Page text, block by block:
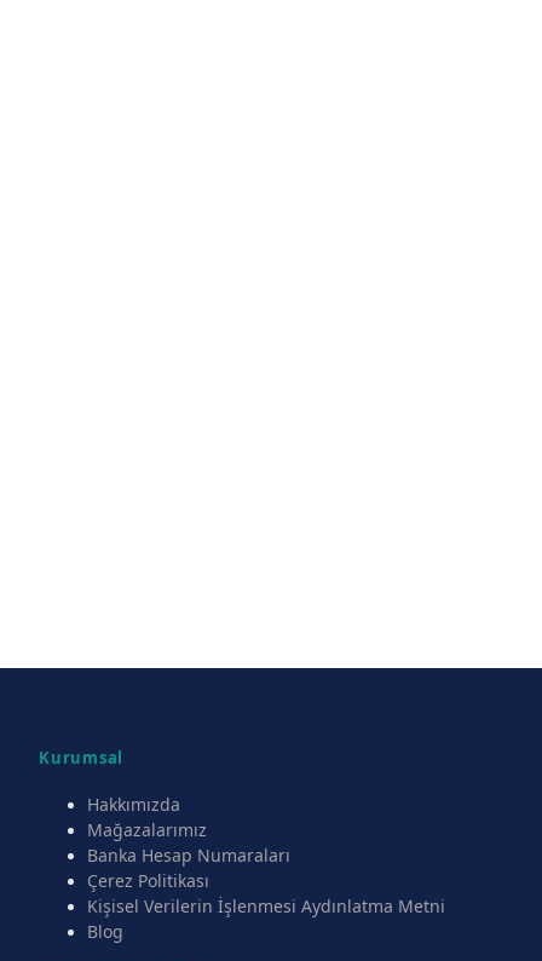
Kurumsal
Hakkımızda
Mağazalarımız
Banka Hesap Numaraları
Çerez Politikası
Kişisel Verilerin İşlenmesi Aydınlatma Metni
Blog